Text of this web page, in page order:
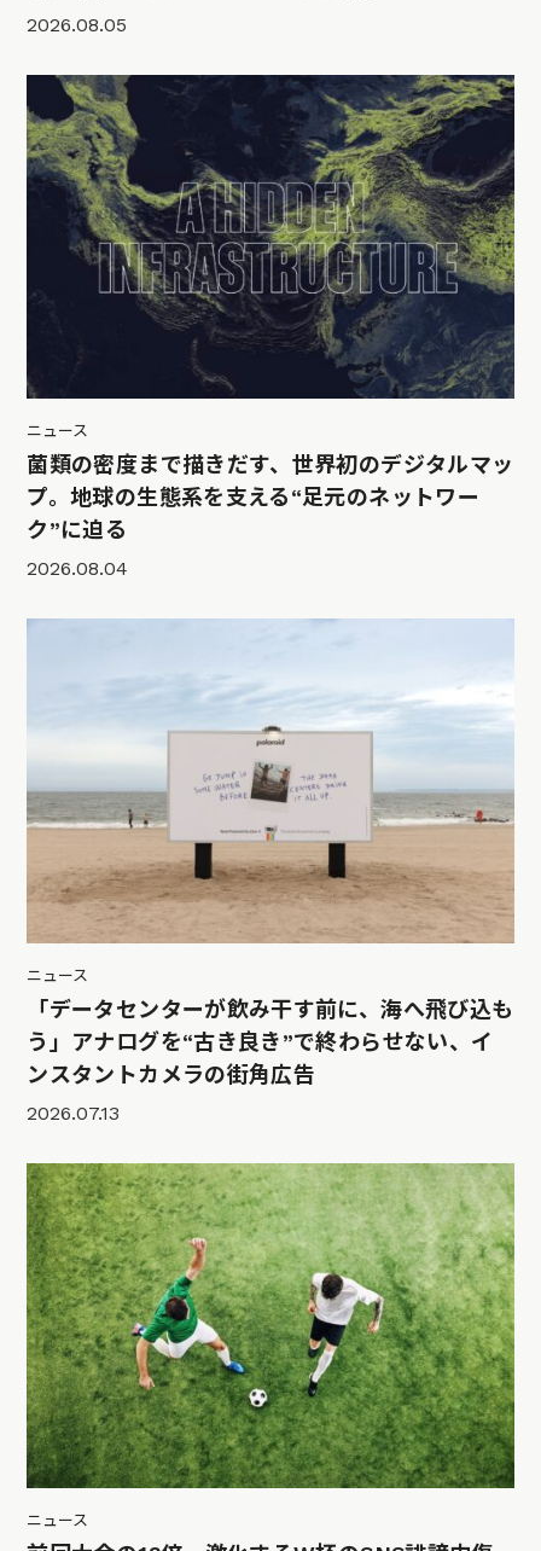
2026.08.05
ニュース
菌類の密度まで描きだす、世界初のデジタルマッ
プ。地球の生態系を支える“足元のネットワー
ク”に迫る
2026.08.04
ニュース
「データセンターが飲み干す前に、海へ飛び込も
う」アナログを“古き良き”で終わらせない、イ
ンスタントカメラの街角広告
2026.07.13
ニュース